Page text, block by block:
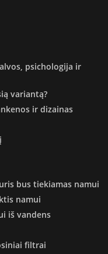
psichologija ir
variantą?
ir dizainas
bus tiekiamas namui
namui
iš vandens
filtrai